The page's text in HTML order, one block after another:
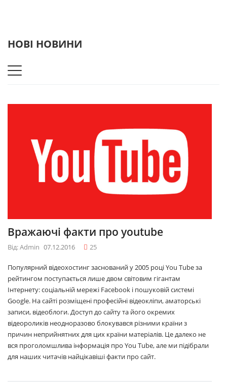
НОВІ НОВИНИ
Вражаючі факти про youtube
Від: Admin 07.12.2016 25
Популярний відеохостинг заснований у 2005 році You Tube за
рейтингом поступається лише двом світовим гігантам
Інтернету: соціальній мережі Facebook і пошуковій системі
Google. На сайті розміщені професійні відеокліпи, аматорські
записи, відеоблоги. Доступ до сайту та його окремих
відеороликів неодноразово блокувався різними країни з
причин неприйнятних для цих країни матеріалів. Це далеко не
вся проголомшлива інформація про You Tube, але ми підібрали
для наших читачів найцікавіші факти про сайт.